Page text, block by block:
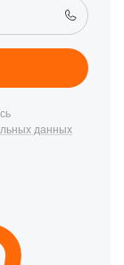
данных